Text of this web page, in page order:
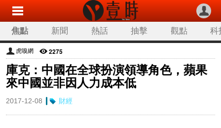
焦點 新聞 熱話 抽擊 觀點 科
虎嗅網 2275
庫克：中國在全球扮演領導角色，蘋果
來中國並非因人力成本低
2017-12-08 財經